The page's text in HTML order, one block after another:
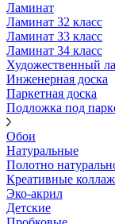
Ламинат
Ламинат 32 класс
Ламинат 33 класс
Ламинат 34 класс
Художественный
Инженерная доска
Паркетная доска
Подложка под
Обои
Натуральные
Полотно
Креативные
Эко-акрил
Детские